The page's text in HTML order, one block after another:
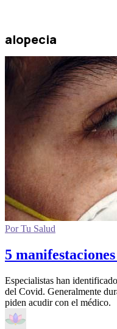
alopecia
Por Tu Salud
5
Especialistas han
del Covid. Generalmente
piden acudir con el médico.